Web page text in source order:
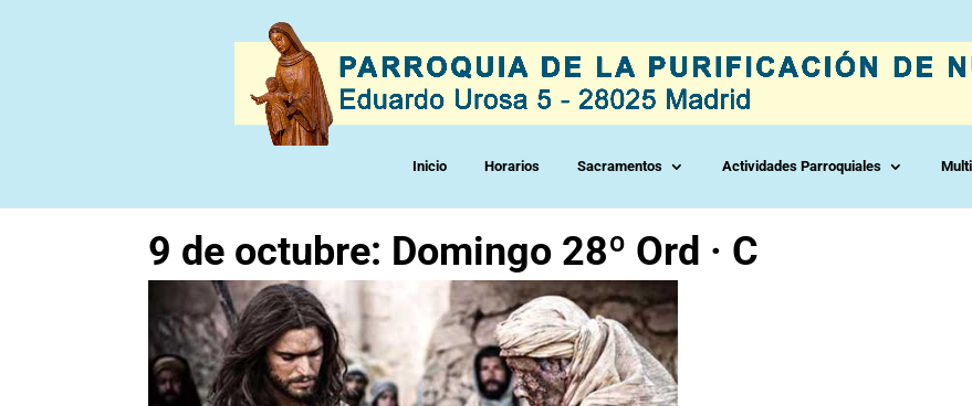
Inicio Horarios Sacramentos Actividades Parroquiales
9 de octubre: Domingo 28º Ord · C